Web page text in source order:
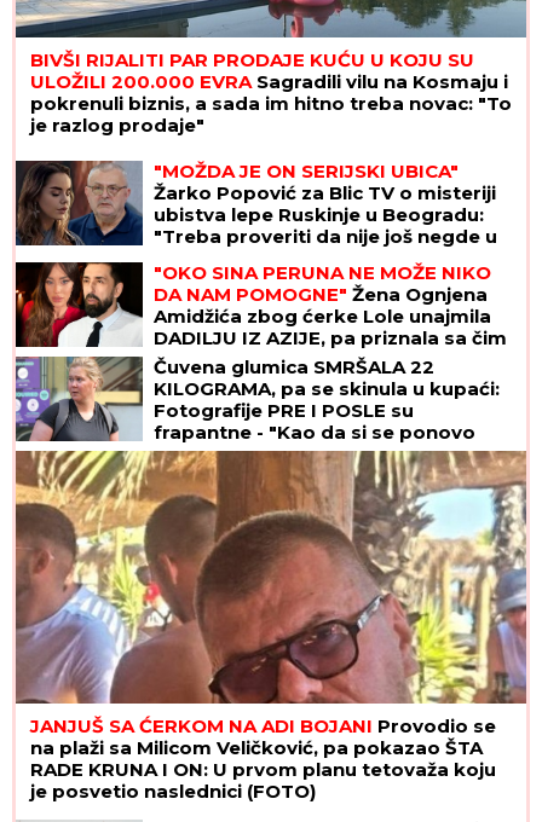
BIVŠI RIJALITI PAR PRODAJE KUĆU U KOJU SU
ULOŽILI 200.000 EVRA Sagradili vilu na Kosmaju i
pokrenuli biznis, a sada im hitno treba novac: "To
je razlog prodaje"
"MOŽDA JE ON SERIJSKI UBICA"
Žarko Popović za Blic TV o misteriji
ubistva lepe Ruskinje u Beogradu:
"Treba proveriti da nije još negde u
"OKO SINA PERUNA NE MOŽE NIKO
DA NAM POMOGNE" Žena Ognjena
Amidžića zbog ćerke Lole unajmila
DADILJU IZ AZIJE, pa priznala sa čim
se suočavaju u domu! (FOTO)
Čuvena glumica SMRŠALA 22
KILOGRAMA, pa se skinula u kupaći:
Fotografije PRE I POSLE su
frapantne - "Kao da si se ponovo
rodila"
JANJUŠ SA ĆERKOM NA ADI BOJANI Provodio se
na plaži sa Milicom Veličković, pa pokazao ŠTA
RADE KRUNA I ON: U prvom planu tetovaža koju
je posvetio naslednici (FOTO)